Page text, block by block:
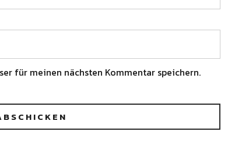
für meinen nächsten Kommentar speichern.